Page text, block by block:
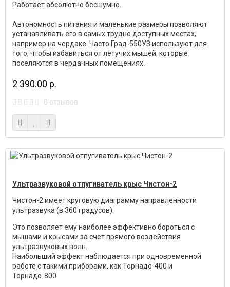
Работает абсолютно бесшумно.
Автономность питания и маленькие размеры позволяют
устанавливать его в самых трудно доступных местах,
например на чердаке. Часто Град-550УЗ используют для
того, чтобы избавиться от летучих мышей, которые
поселяются в чердачных помещениях.
2 390.00 р.
0 отзывов
Ультразвуковой отпугиватель крыс Чистон-2
Чистон-2 имеет круговую диаграмму направленности
ультразвука (в 360 градусов).
Это позволяет ему наиболее эффективно бороться с
мышами и крысами за счет прямого воздействия
ультразвуковых волн.
Наибольший эффект наблюдается при одновременной
работе с такими приборами, как Торнадо-400 и
Торнадо-800.